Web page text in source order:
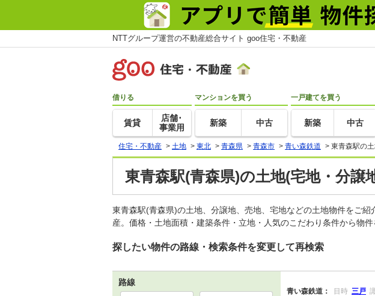
NTTグループ運営の不動産総合サイト goo住宅・不動産
借りる
賃貸
店舗･
事業用
マンションを買う
新築 中古
一戸建てを買う
新築 中古
住宅・不動産 > 土地 > 東北 > 青森県 > 青森市 > 青い森鉄道 > 東青森駅の
東青森駅(青森県)の土地(宅地・分譲
東青森駅(青森県)の土地、分譲地、売地、宅地などの土地物件をご
産。価格・土地面積・建築条件・立地・人気のこだわり条件から物
探したい物件の路線・検索条件を変更して再検索
路線
青い森鉄道： 目時 三戸